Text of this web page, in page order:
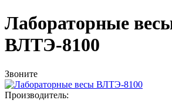
Лабораторные
ВЛТЭ-8100
Звоните
Производитель: